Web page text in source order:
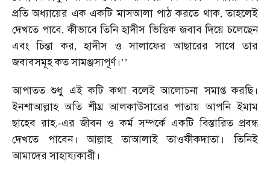
প্রতি অধ্যায়ের এক একটি মাসআলা পাঠ করতে থাক,তাহলেই
দেখতে পাবে,কীভাবে তিনি হাদীস ভিত্তিক জবাব দিয়ে চলেছেন
এবং চিন্তা কর,হাদীস ও সালাফের আছারের সাথে তার
জবাবসমূহকতসামঞ্জস্যপূর্ণ।’’
আপাতত শুধু এই কটি কথা বলেই আলোচনা সমাপ্ত করছি।
ইনশাআল্লাহ অতি শীঘ্র আলকাউসারের পাতায় আপনি ইমাম
ছাহেব রাহ.-এর জীবন ও কর্ম সম্পর্কে একটি বিস্তারিত প্রবন্ধ
দেখতে
পাবেন। আল্লাহ তাআলাই তাওফীকদাতা।
তিনিই
আমাদেরসাহায্যকারী।